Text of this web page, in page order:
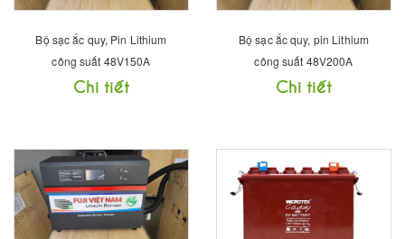
Bộ sạc ắc quy, Pin Lithium
công suất 48V150A
Chi tiết
Bộ sạc ắc quy, pin Lithium
công suất 48V200A
Chi tiết